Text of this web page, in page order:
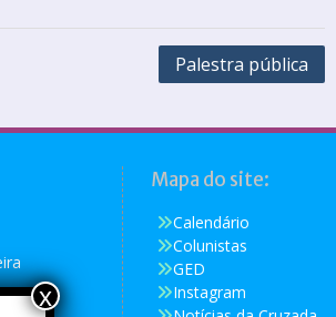
Palestra pública
Mapa do site:
Calendário
Colunistas
GED
Instagram